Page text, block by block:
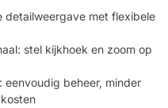
detailweergave met flexibele
stel kijkhoek en zoom op
eenvoudig beheer, minder